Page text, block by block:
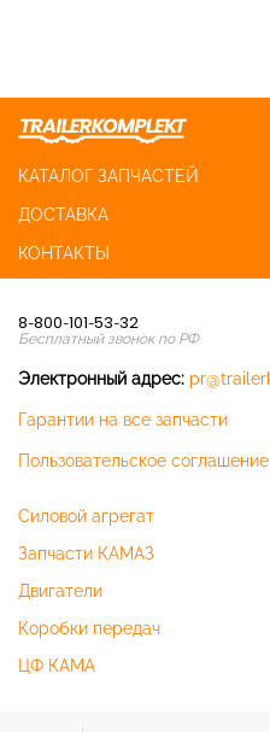
КАТАЛОГ ЗАПЧАСТЕЙ
ДОСТАВКА
КОНТАКТЫ
8-800-101-53-32
Бесплатный звонок по РФ
Электронный адрес:
Гарантии на все запчасти
Пользовательское соглашение
Силовой агрегат
Запчасти КАМАЗ
Двигатели
Коробки передач
ЦФ КАМА